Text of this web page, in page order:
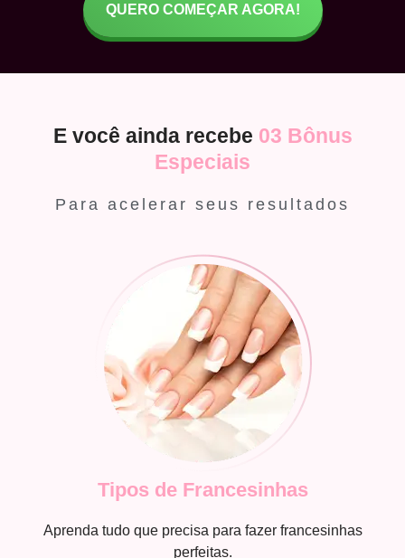
QUERO COMEÇAR AGORA!
E você ainda recebe 03 Bônus
Especiais
Para acelerar seus resultados
Tipos de Francesinhas
Aprenda tudo que precisa para fazer francesinhas
perfeitas.